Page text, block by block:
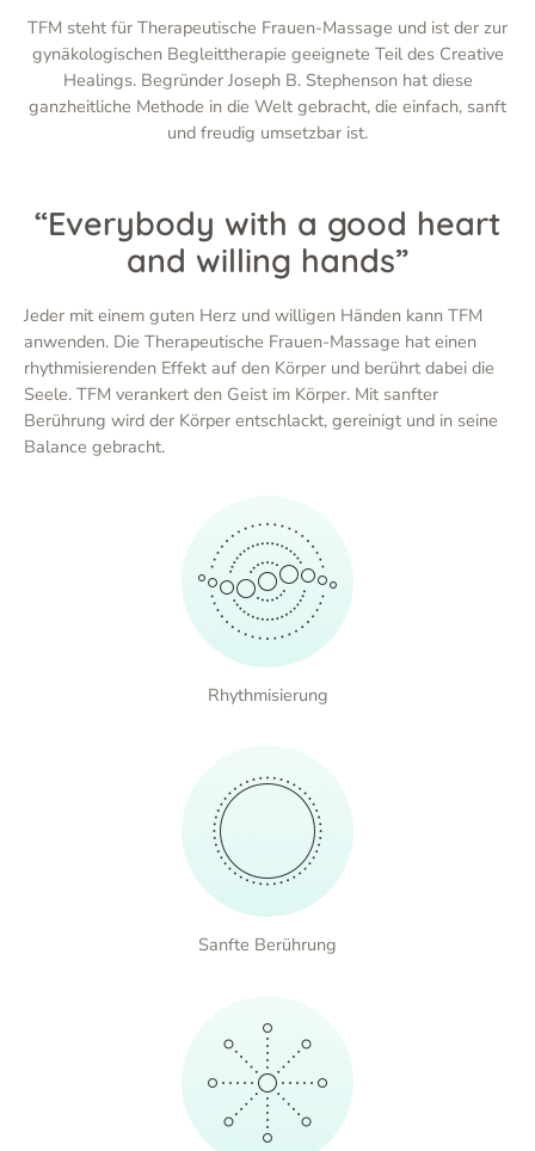
TFM steht für Therapeutische Frauen-Massage und ist der zur
gynäkologischen Begleittherapie geeignete Teil des Creative
Healings. Begründer Joseph B. Stephenson hat diese
ganzheitliche Methode in die Welt gebracht, die einfach, sanft
und freudig umsetzbar ist.
“Everybody with a good heart
and willing hands”
Jeder mit einem guten Herz und willigen Händen kann TFM
anwenden. Die Therapeutische Frauen-Massage hat einen
rhythmisierenden Effekt auf den Körper und berührt dabei die
Seele. TFM verankert den Geist im Körper. Mit sanfter
Berührung wird der Körper entschlackt, gereinigt und in seine
Balance gebracht.
Rhythmisierung
Sanfte Berührung